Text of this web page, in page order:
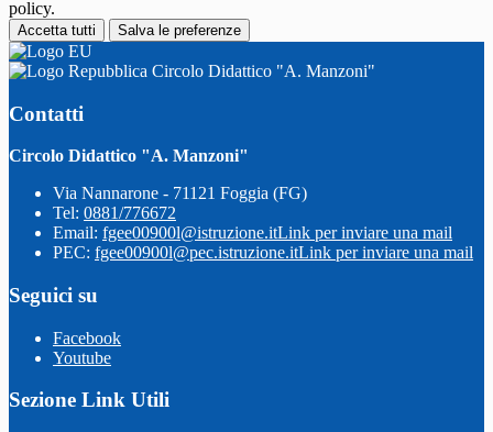
policy.
Accetta tutti Salva le preferenze
Circolo Didattico "A. Manzoni"
Contatti
Circolo Didattico "A. Manzoni"
Via Nannarone - 71121 Foggia (FG)
Tel: 0881/776672
Email: fgee00900l@istruzione.itLink per inviare una mail
PEC: fgee00900l@pec.istruzione.itLink per inviare una mail
Seguici su
Facebook
Youtube
Sezione Link Utili